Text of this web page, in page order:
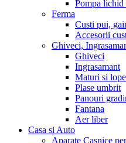
Pompa lichid
Ferma
Custi pui,
Accesorii
Ghiveci,
Ghiveci
Ingrasamant
Maturi si
Plase umbrit
Panouri
Fantana
Aer liber
Casa si Auto
Aparate Casnice